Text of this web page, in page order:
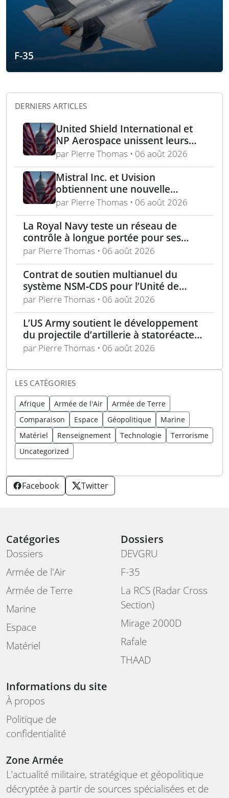
F-35
DERNIERS ARTICLES
United Shield International et
NP Aerospace unissent leurs
forces pour renforcer le soutien
aux équipes américaines de
déminage
par Pierre Thomas • 06 août 2026
Mistral Inc. et Uvision
obtiennent une nouvelle
commande pour le programme
US Army Lethal Unmanned
Systems
par Pierre Thomas • 06 août 2026
La Royal Navy teste un réseau de
contrôle à longue portée pour ses
drones
par Pierre Thomas • 06 août 2026
Contrat de soutien multianuel du
système NSM‑CDS pour l’Unité de
missiles navals polonaise
par Pierre Thomas • 06 août 2026
L’US Army soutient le développement
du projectile d’artillerie à statoréacteur
150 km de Tiberius
par Pierre Thomas • 06 août 2026
LES CATÉGORIES
Afrique Armée de l'Air
Armée de Terre
Comparaison
Espace Géopolitique
Marine
Matériel
Renseignement Technologie
Terrorisme
Uncategorized
Facebook Twitter
Catégories
Dossiers
Armée de l'Air
Armée de Terre
Marine
Espace
Matériel
Dossiers
DEVGRU
F-35
La RCS (Radar Cross
Section)
Mirage 2000D
Rafale
THAAD
Informations du site
À propos
Politique de
confidentialité
Zone Armée
L’actualité militaire, stratégique et géopolitique
décryptée à partir de sources spécialisées et de